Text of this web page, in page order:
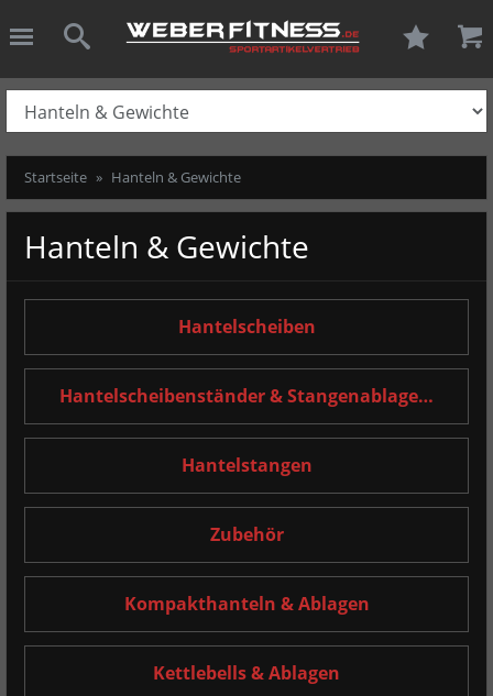
Weber-
schließen
Suche
Startseite Hanteln & Gewichte
Hanteln & Gewichte
Hantelscheiben
Hantelscheibenständer & Stangenablage…
Hantelstangen
Zubehör
Kompakthanteln & Ablagen
Kettlebells & Ablagen